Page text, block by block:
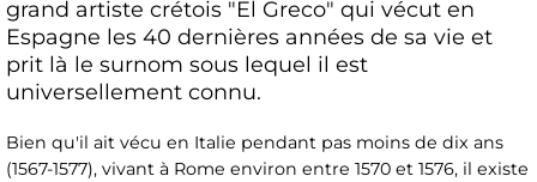
grand artiste crétois "El Greco" qui vécut en
Espagne les 40 dernières années de sa vie et
prit là le surnom sous lequel il est
universellement connu.
Bien qu'il ait vécu en Italie pendant pas moins de dix ans
(1567-1577), vivant à Rome environ entre 1570 et 1576, il existe